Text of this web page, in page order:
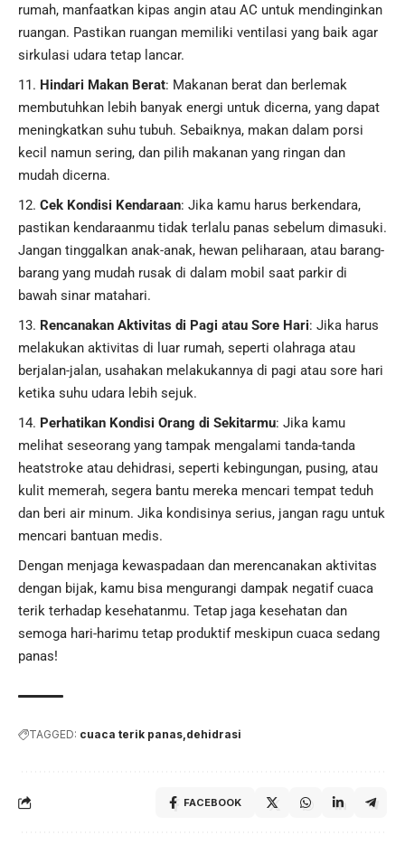
rumah, manfaatkan kipas angin atau AC untuk mendinginkan
ruangan. Pastikan ruangan memiliki ventilasi yang baik agar
sirkulasi udara tetap lancar.
Hindari Makan Berat: Makanan berat dan berlemak
membutuhkan lebih banyak energi untuk dicerna, yang dapat
meningkatkan suhu tubuh. Sebaiknya, makan dalam porsi
kecil namun sering, dan pilih makanan yang ringan dan
mudah dicerna.
Cek Kondisi Kendaraan: Jika kamu harus berkendara,
pastikan kendaraanmu tidak terlalu panas sebelum dimasuki.
Jangan tinggalkan anak-anak, hewan peliharaan, atau barang-
barang yang mudah rusak di dalam mobil saat parkir di
bawah sinar matahari.
Rencanakan Aktivitas di Pagi atau Sore Hari: Jika harus
melakukan aktivitas di luar rumah, seperti olahraga atau
berjalan-jalan, usahakan melakukannya di pagi atau sore hari
ketika suhu udara lebih sejuk.
Perhatikan Kondisi Orang di Sekitarmu: Jika kamu
melihat seseorang yang tampak mengalami tanda-tanda
heatstroke atau dehidrasi, seperti kebingungan, pusing, atau
kulit memerah, segera bantu mereka mencari tempat teduh
dan beri air minum. Jika kondisinya serius, jangan ragu untuk
mencari bantuan medis.
Dengan menjaga kewaspadaan dan merencanakan aktivitas
dengan bijak, kamu bisa mengurangi dampak negatif cuaca
terik terhadap kesehatanmu. Tetap jaga kesehatan dan
semoga hari-harimu tetap produktif meskipun cuaca sedang
panas!
TAGGED: cuaca terik panas dehidrasi
FACEBOOK